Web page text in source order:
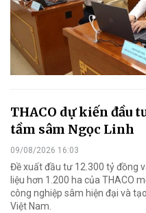
THACO dự kiến đầu
tầm sâm Ngọc Linh
09/08/2026 16:03
Đề xuất đầu tư 12.300 tỷ đồng
liệu hơn 1.200 ha của THACO
công nghiệp sâm hiện đại và
Việt Nam.